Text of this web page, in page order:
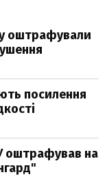
оштрафували
посилення
оштрафував на